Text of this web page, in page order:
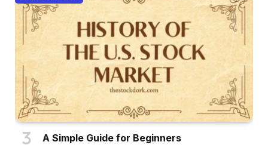
A Simple Guide for Beginners